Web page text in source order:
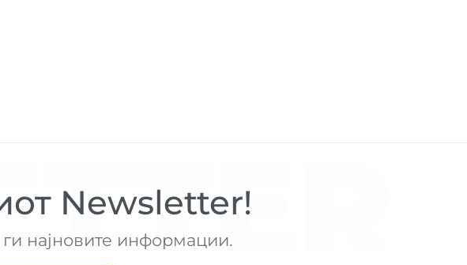
Newsletter!
ги најновите информации.